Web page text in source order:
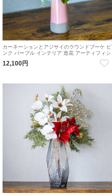
カーネーションとアジサイのラウンドブーケ ピ
ンク パープル インテリア 造花 アーティフィシ
12,100円